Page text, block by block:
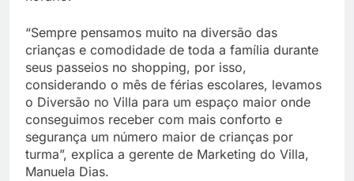
“Sempre pensamos muito na diversão das
crianças e comodidade de toda a família durante
seus passeios no shopping, por isso,
considerando o mês de férias escolares, levamos
o Diversão no Villa para um espaço maior onde
conseguimos receber com mais conforto e
segurança um número maior de crianças por
turma”, explica a gerente de Marketing do Villa,
Manuela Dias.